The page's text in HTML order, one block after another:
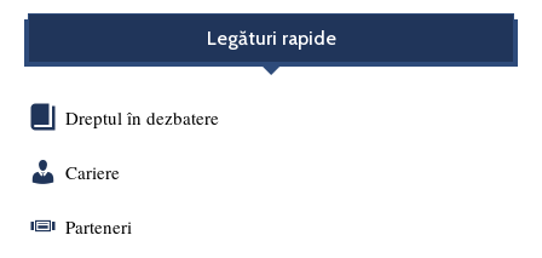
Legături rapide
Dreptul în dezbatere
Cariere
Parteneri